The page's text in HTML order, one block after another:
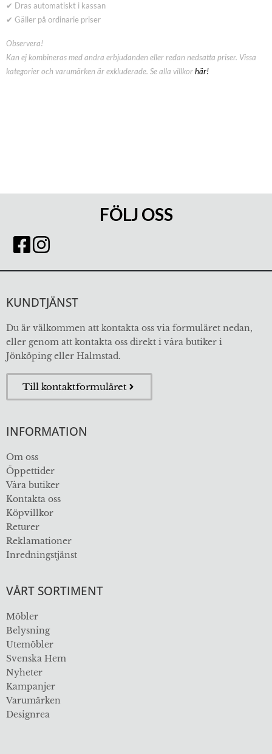
✔ Dras automatiskt i kassan
✔ Gäller på ordinarie priser
Observera!
Kan ej kombineras med andra erbjudanden eller redan nedsatta priser. Vissa
kategorier och varumärken är exkluderade. Se alla villkorhär!
FÖLJ OSS
KUNDTJÄNST
Du är välkommen att kontakta oss via formuläret nedan,
eller genom att kontakta oss direkt i våra butiker i
Jönköping eller Halmstad.
Till kontaktformuläret
INFORMATION
Om oss
Öppettider
Våra butiker
Kontakta oss
Köpvillkor
Returer
Reklamationer
Inredningstjänst
VÅRT SORTIMENT
Möbler
Belysning
Utemöbler
Svenska Hem
Nyheter
Kampanjer
Varumärken
Designrea